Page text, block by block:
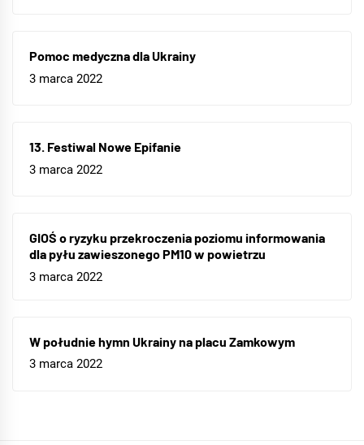
Pomoc medyczna dla Ukrainy
3 marca 2022
13. Festiwal Nowe Epifanie
3 marca 2022
GIOŚ o ryzyku przekroczenia poziomu informowania
dla pyłu zawieszonego PM10 w powietrzu
3 marca 2022
W południe hymn Ukrainy na placu Zamkowym
3 marca 2022